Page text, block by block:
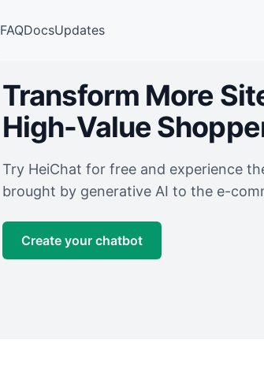
FAQDocsUpdates
Transform More
High-Value
Try HeiChat for free and experience
brought by generative AI to the e-
Create your chatbot